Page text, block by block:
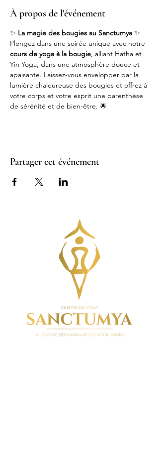
À propos de l'événement
✨ La magie des bougies au Sanctumya ✨
Plongez dans une soirée unique avec notre
cours de yoga à la bougie, alliant Hatha et
Yin Yoga, dans une atmosphère douce et
apaisante. Laissez-vous envelopper par la
lumière chaleureuse des bougies et offrez à
votre corps et votre esprit une parenthèse
de sérénité et de bien-être. 🌟
Partager cet événement